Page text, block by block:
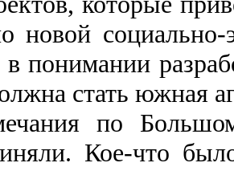
новой
понимании
стать южная
по
Кое-что